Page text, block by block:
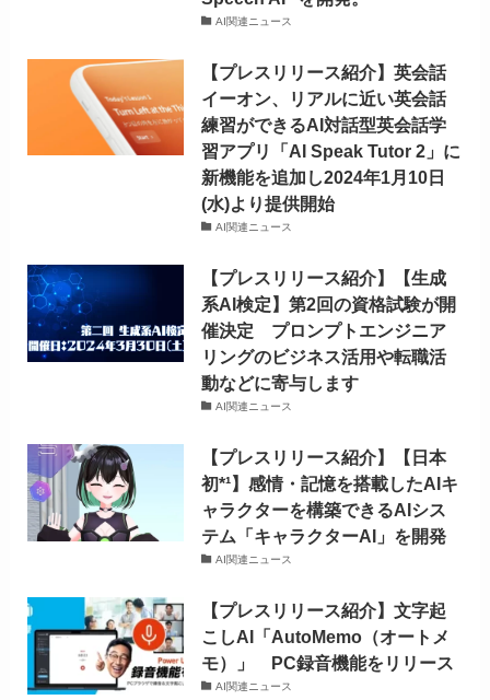
AI関連ニュース
【プレスリリース紹介】英会話
イーオン、リアルに近い英会話
練習ができるAI対話型英会話学
習アプリ「AI Speak Tutor 2」に
新機能を追加し2024年1月10日
(水)より提供開始
AI関連ニュース
【プレスリリース紹介】【生成
系AI検定】第2回の資格試験が開
催決定 プロンプトエンジニア
リングのビジネス活用や転職活
動などに寄与します
AI関連ニュース
【プレスリリース紹介】【日本
初*¹】感情・記憶を搭載したAIキ
ャラクターを構築できるAIシス
テム「キャラクターAI」を開発
AI関連ニュース
【プレスリリース紹介】文字起
こしAI「AutoMemo（オートメ
モ）」 PC録音機能をリリース
AI関連ニュース